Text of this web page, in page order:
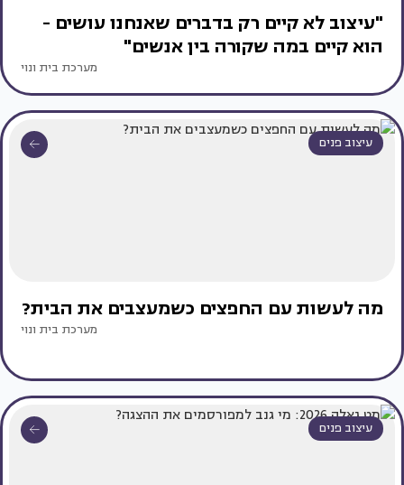
"עיצוב לא קיים רק בדברים שאנחנו עושים -
הוא קיים במה שקורה בין אנשים"
מערכת בית ונוי
עיצוב פנים
מה לעשות עם החפצים כשמעצבים את הבית?
מערכת בית ונוי
עיצוב פנים